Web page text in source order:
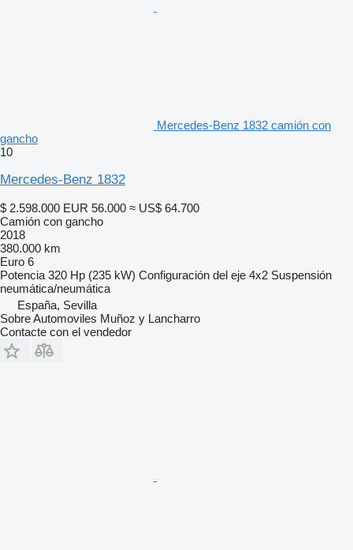
Mercedes-Benz 1832 camión con
gancho
10
Mercedes-Benz 1832
$ 2.598.000 EUR 56.000 ≈ US$ 64.700
Camión con gancho
2018
380.000 km
Euro 6
Potencia 320 Hp (235 kW) Configuración del eje 4x2 Suspensión
neumática/neumática
España, Sevilla
Sobre Automoviles Muñoz y Lancharro
Contacte con el vendedor